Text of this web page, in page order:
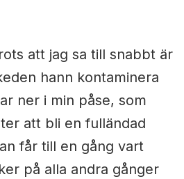
att jag sa till snabbt är
hann kontaminera
ner i min påse, som
att bli en fulländad
får till en gång vart
på alla andra gånger